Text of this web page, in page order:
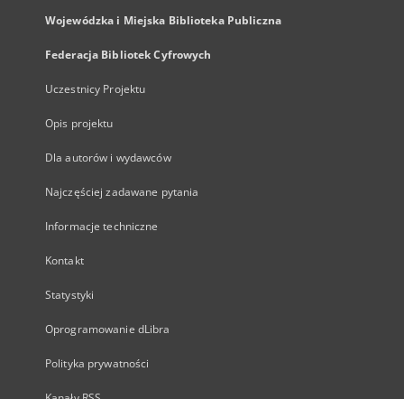
Wojewódzka i Miejska Biblioteka Publiczna
Federacja Bibliotek Cyfrowych
Uczestnicy Projektu
Opis projektu
Dla autorów i wydawców
Najczęściej zadawane pytania
Informacje techniczne
Kontakt
Statystyki
Oprogramowanie dLibra
Polityka prywatności